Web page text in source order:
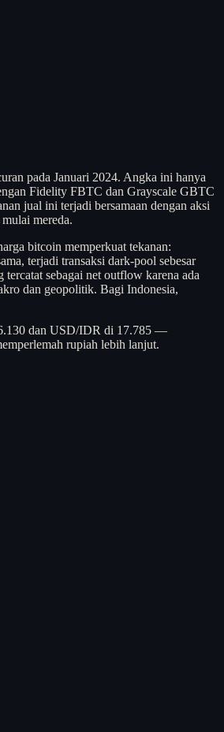
pada Januari 2024. Angka ini hanya
Fidelity FBTC dan Grayscale GBTC
jual ini terjadi bersamaan dengan aksi
mereda.
bitcoin memperkuat tekanan:
terjadi transaksi dark-pool sebesar
sebagai net outflow karena ada
dan geopolitik. Bagi Indonesia,
6.130 dan USD/IDR di 17.785 —
rupiah lebih lanjut.